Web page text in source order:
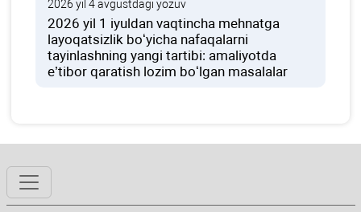
2026 yil 4 avgustdagi yozuv
2026 yil 1 iyuldan vaqtincha mehnatga
layoqatsizlik boʻyicha nafaqalarni
tayinlashning yangi tartibi: amaliyotda
e’tibor qaratish lozim boʻlgan masalalar